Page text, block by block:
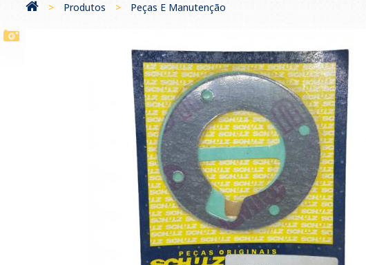
> Produtos > Peças E Manutenção